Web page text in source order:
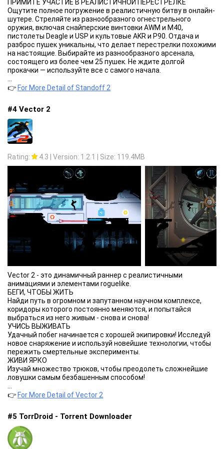
ПРИМИТЕ УЧАСТИЕ В РЕАЛИСТИЧНОЙ ПЕРЕСТРЕЛКЕ
Ощутите полное погружение в реалистичную битву в онлайн-
шутере. Стреляйте из разнообразного огнестрельного
оружия, включая снайперские винтовки AWM и M40,
пистолеты Deagle и USP и культовые AKR и P90. Отдача и
разброс пушек уникальны, что делает перестрелки похожими
на настоящие. Выбирайте из разнообразного арсенала,
состоящего из более чем 25 пушек. Не ждите долгой
прокачки — используйте все с самого начала.
Сразитесь с противниками в матчах, где на кону стоит ваше
УСПЕХ ЗАВИСИТ ТОЛЬКО ОТ НАВЫКА
Погрузитесь в полностью основанный на навыках геймплей,
где главенствуют ваши способности и тактика. Забудьте о
казуальных стрелялках — здесь решает командная работа и
делают Standoff 2 одной из лучших игр среди онлайн
КАСТОМИЗИРУЙТЕ СВОЙ АРСЕНАЛ С ПОМОЩЬЮ СКИНОВ И
Персонализируйте свое оружие с помощью обширного
выбора скинов, стикеров и брелоков. Создайте смелый и
неповторимый дизайн, отражающий ваш стиль, и сделайте
свой арсенал по-настоящему уникальным. Получайте
награды пропуска в регулярных обновлениях, добавьте скины
из кейсов и боксов, и ваша коллекция точно станет самой
яркой.
РАЗНООБРАЗНЫЕ РЕЖИМЫ ИГРЫ ДЛЯ БЕСКОНЕЧНОГО
Выберите из множества игровых режимов: сражения 5v5,
Союзники: противостояние 2 на 2 или смертельные поединки
1 на 1. Против всех или Командный бой, Тактические
сражения или бесконечные перестрелки, дуэли или
специальные тематические режимы, чтобы повеселиться.
ДОМИНИРУЙТЕ В КЛАНОВЫХ СРАЖЕНИЯХ
Создавайте альянсы и побеждайте в битвах вместе со своим
кланом. Объединитесь с друзьями, чтобы добиться славы на
поле боя.
РЕАЛИСТИЧНАЯ ГРАФИКА
Погрузитесь в напряженные онлайн сражения с передовой
3D графикой и анимацией. Шутер поддерживает частоту 120
fps, обеспечивая плавное погружение в игровой процесс на
вашем мобильном устройстве.
В Standoff 2 никогда не скучно благодаря регулярным
в праздничную атмосферу с обновлениями, посвященными
Новому году и Хэллоуину, где вас ждет эксклюзивный
контент, праздничные испытания и лимитированные скины.
ПРИСОЕДИНЯЙТЕСЬ К СООБЩЕСТВУ
👉 For More Detail of Standoff 2
#4 Vector 2
Rating: 4.3 Version: 1.2.1 Size: 119.4MB
Vector 2 - это динамичный раннер с реалистичными
анимациями и элементами roguelike.
БЕГИ, ЧТОБЫ ЖИТЬ
Найди путь в огромном и запутанном научном комплексе,
коридоры которого постоянно меняются, и попытайся
выбраться из него живым - снова и снова!
УЧИСЬ ВЫЖИВАТЬ
Удачный побег начинается с хорошей экипировки! Исследуй
новое снаряжение и используй новейшие технологии, чтобы
пережить смертельные эксперименты.
ЖИВИ ЯРКО
Изучай множество трюков, чтобы преодолеть сложнейшие
ловушки самым безбашенным способом!
👉 For More Detail of Vector 2
#5 TorrDroid - Torrent Downloader